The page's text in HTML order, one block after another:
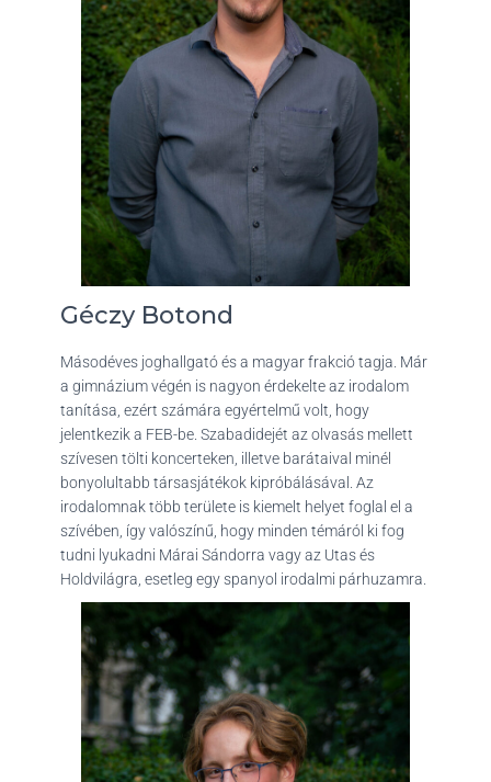
Géczy Botond
Másodéves joghallgató és a magyar frakció tagja. Már
a gimnázium végén is nagyon érdekelte az irodalom
tanítása, ezért számára egyértelmű volt, hogy
jelentkezik a FEB-be. Szabadidejét az olvasás mellett
szívesen tölti koncerteken, illetve barátaival minél
bonyolultabb társasjátékok kipróbálásával. Az
irodalomnak több területe is kiemelt helyet foglal el a
szívében, így valószínű, hogy minden témáról ki fog
tudni lyukadni Márai Sándorra vagy az Utas és
Holdvilágra, esetleg egy spanyol irodalmi párhuzamra.